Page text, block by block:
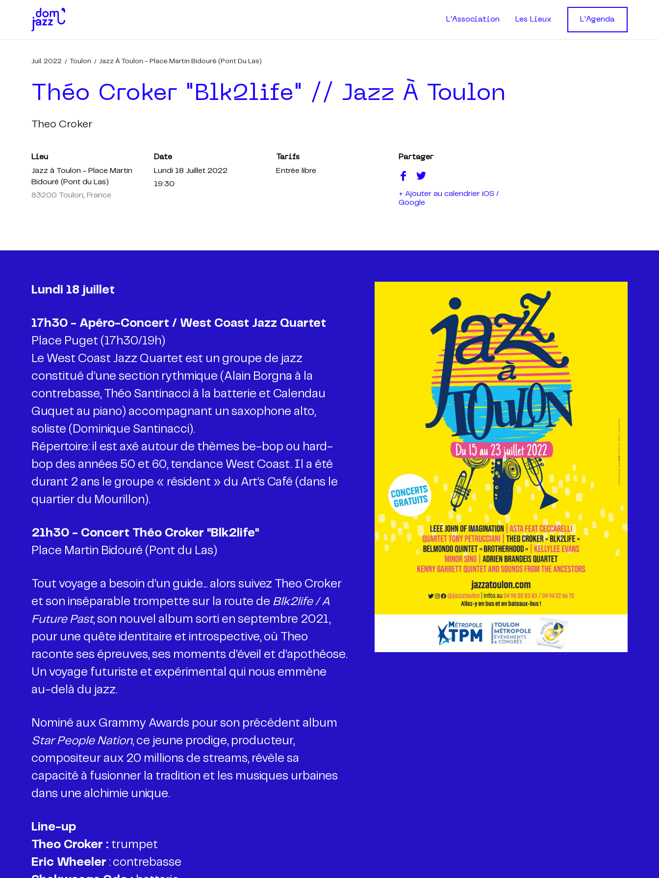
L'Association Les Lieux L'Agenda
Juil. 2022 Toulon Jazz À Toulon - Place Martin Bidouré (Pont Du Las)
Théo Croker "blk2life" // Jazz À Toulon
Theo Croker
Lieu
Jazz à Toulon - Place Martin
Bidouré (Pont du Las)
83200 Toulon, France
Date
Lundi 18 Juillet 2022
19:30
Tarifs
Entrée libre
Partager
+ Ajouter au calendrier iOS /
Google
Lundi 18 juillet
Place Puget (17h30/19h)
Le West Coast Jazz Quartet est un groupe de jazz
constitué d’une section rythmique (Alain Borgna à la
contrebasse, Théo Santinacci à la batterie et Calendau
Guquet au piano) accompagnant un saxophone alto,
soliste (Dominique Santinacci).
Répertoire: il est axé autour de thèmes be-bop ou hard-
bop des années 50 et 60, tendance West Coast. Il a été
durant 2 ans le groupe « résident » du Art’s Café (dans le
quartier du Mourillon).
Place Martin Bidouré (Pont du Las)
Tout voyage a besoin d’un guide... alors suivez Theo Croker
et son inséparable trompette sur la route de Blk2life / A
Future Past, son nouvel album sorti en septembre 2021,
pour une quête identitaire et introspective, où Theo
raconte ses épreuves, ses moments d’éveil et d’apothéose.
Un voyage futuriste et expérimental qui nous emmène
au-delà du jazz.
Nominé aux Grammy Awards pour son précédent album
Star People Nation, ce jeune prodige, producteur,
compositeur aux 20 millions de streams, révèle sa
capacité à fusionner la tradition et les musiques urbaines
dans une alchimie unique.
Line-up
Theo Croker : trumpet
Eric Wheeler